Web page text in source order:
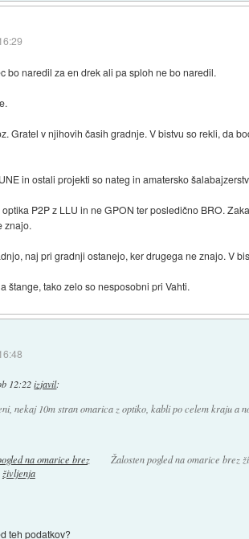
bo naredil za en drek ali pa sploh ne bo naredil.
Gratel v njihovih časih gradnje. V bistvu so rekli, da
in ostali projekti so nateg in amatersko
P2P z LLU in ne GPON ter posledično BRO.
znajo.
naj pri gradnji ostanejo, ker drugega ne znajo. V
štange, tako zelo so nesposobni pri Vahti.
12:22 izjavil:
nekaj 10m stran omarica z optiko, kabli po celem kraju a
Žalosten pogled na omarice brez
teh podatkov?